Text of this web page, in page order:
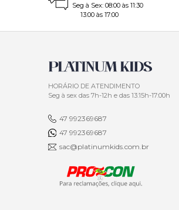
Seg à Sex: 08:00 às 11:30
13:00 às 17:00
HORÁRIO DE ATENDIMENTO
Seg à sex das 7h-12h e das 13:15h-17:00h
47 992369687
47 992369687
sac@platinumkids.com.br